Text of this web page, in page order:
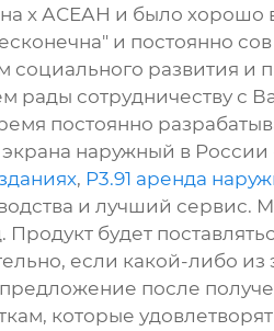
х АСЕАН и было хорошо
и постоянно
социального развития
сотрудничеству с
постоянно
наружный в
, P3.91 аренда
и лучший сервис.
будет
если какой-либо из
после
которые